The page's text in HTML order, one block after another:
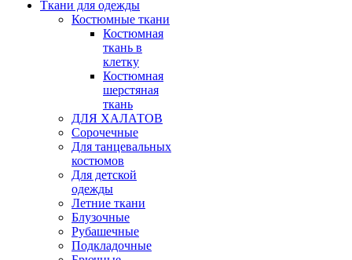
Ткани для одежды
Костюмные ткани
Костюмная
ткань в
клетку
Костюмная
шерстяная
ткань
ДЛЯ ХАЛАТОВ
Сорочечные
Для танцевальных
костюмов
Для детской
одежды
Летние ткани
Блузочные
Рубашечные
Подкладочные